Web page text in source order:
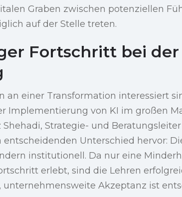
Graben zwischen potenziellen
auf der Stelle treten.
Fortschritt bei der
an einer Transformation interessiert
Implementierung von KI im großen
Strategie- und
Unterschied hervor:
institutionell. Da nur eine
erlebt, sind die Lehren
unternehmensweite Akzeptanz ist